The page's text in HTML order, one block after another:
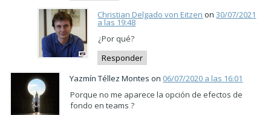
Christian Delgado von Eitzen on30/07/2021
a las 19:48
¿Por qué?
Responder
Yazmín Téllez Montes on 06/07/2020 a las 16:01
Porque no me aparece la opción de efectos de
fondo en teams ?